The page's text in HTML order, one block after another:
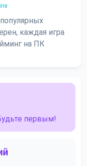
каждая игра
на ПК
первым!